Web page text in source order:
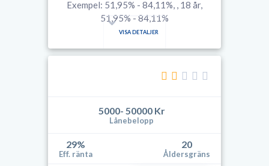
Exempel: 51,95% - 84,11%, , 18 år,
51,95% - 84,11%
VISA DETALJER
5000- 50000 Kr
Lånebelopp
29%
Eff. ränta
20
Åldersgräns